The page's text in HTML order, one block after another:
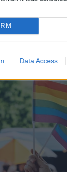
Data Access